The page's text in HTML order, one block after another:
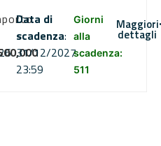
Data di
scadenza:
31/12/2027
23:59
Giorni
alla
scadenza:
511
Maggiori
dettagli